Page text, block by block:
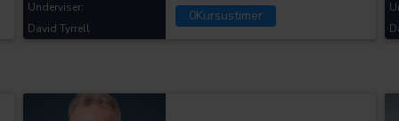
0Kursustimer
Underviser:
David Tyrrell